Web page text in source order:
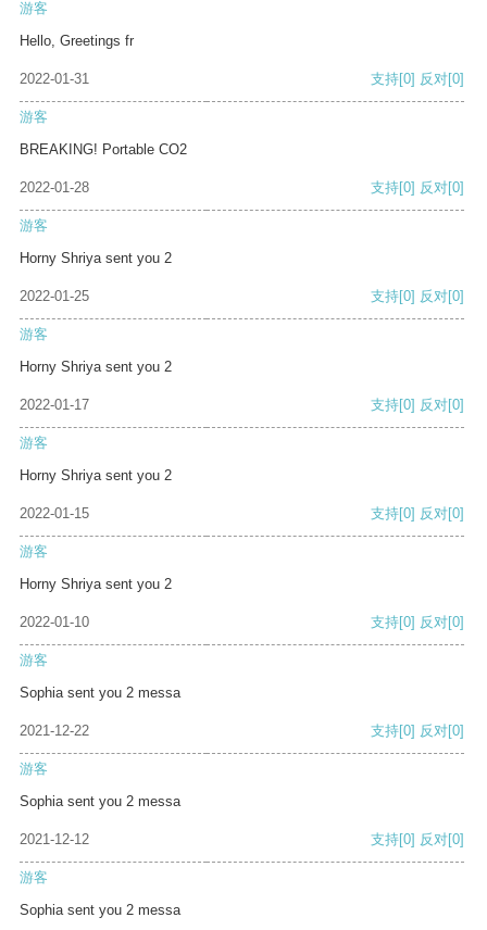
游客
Hello, Greetings fr
2022-01-31 支持[0] 反对[0]
游客
BREAKING! Portable CO2
2022-01-28 支持[0] 反对[0]
游客
Horny Shriya sent you 2
2022-01-25 支持[0] 反对[0]
游客
Horny Shriya sent you 2
2022-01-17 支持[0] 反对[0]
游客
Horny Shriya sent you 2
2022-01-15 支持[0] 反对[0]
游客
Horny Shriya sent you 2
2022-01-10 支持[0] 反对[0]
游客
Sophia sent you 2 messa
2021-12-22 支持[0] 反对[0]
游客
Sophia sent you 2 messa
2021-12-12 支持[0] 反对[0]
游客
Sophia sent you 2 messa